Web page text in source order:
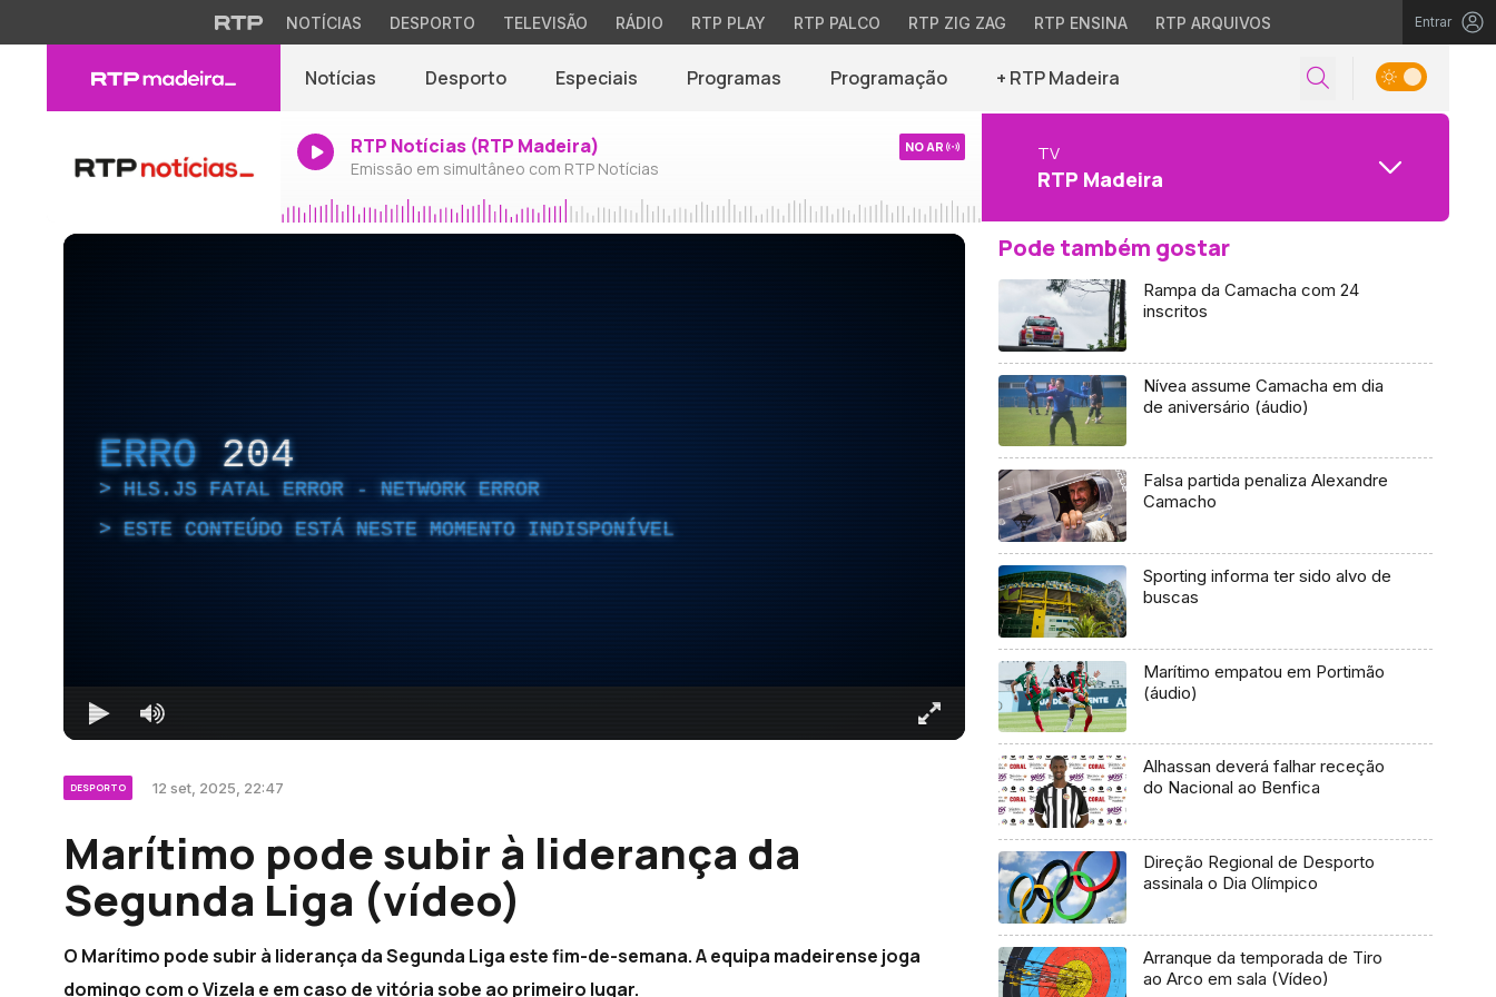
NOTÍCIAS DESPORTO TELEVISÃO RÁDIO RTP PLAY RTP PALCO RTP ZIG ZAG RTP ENSINA RTP ARQUIVOS Entrar
Notícias Desporto Especiais Programas Programação + RTP Madeira
RTP Notícias (RTP Madeira)
Emissão em simultâneo com RTP Notícias
NO AR TV
RTP Madeira
ERRO 204
HLS.JS FATAL ERROR - NETWORK ERROR
ESTE CONTEÚDO ESTÁ NESTE MOMENTO INDISPONÍVEL
DESPORTO 12 set, 2025, 22:47
Marítimo pode subir à liderança da
Segunda Liga (vídeo)
O Marítimo pode subir à liderança da Segunda Liga este fim-de-semana. A equipa madeirense joga
domingo com o Vizela e em caso de vitória sobe ao primeiro lugar.
Pode também gostar
Rampa da Camacha com 24
inscritos
Nívea assume Camacha em dia
de aniversário (áudio)
Falsa partida penaliza Alexandre
Camacho
Sporting informa ter sido alvo de
buscas
Marítimo empatou em Portimão
(áudio)
Alhassan deverá falhar receção
do Nacional ao Benfica
Direção Regional de Desporto
assinala o Dia Olímpico
Arranque da temporada de Tiro
ao Arco em sala (Vídeo)